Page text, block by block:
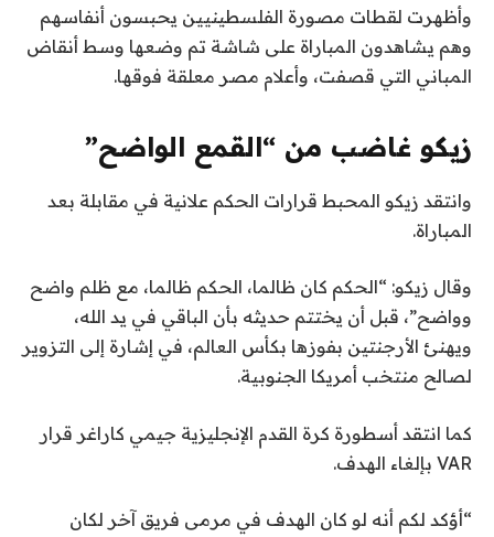
وأظهرت لقطات مصورة الفلسطينيين يحبسون أنفاسهم
وهم يشاهدون المباراة على شاشة تم وضعها وسط أنقاض
المباني التي قصفت، وأعلام مصر معلقة فوقها.
زيكو غاضب من “القمع الواضح”
وانتقد زيكو المحبط قرارات الحكم علانية في مقابلة بعد
المباراة.
وقال زيكو: “الحكم كان ظالما، الحكم ظالما، مع ظلم واضح
وواضح”، قبل أن يختتم حديثه بأن الباقي في يد الله،
ويهنئ الأرجنتين بفوزها بكأس العالم، في إشارة إلى التزوير
لصالح منتخب أمريكا الجنوبية.
كما انتقد أسطورة كرة القدم الإنجليزية جيمي كاراغر قرار
VAR بإلغاء الهدف.
“أؤكد لكم أنه لو كان الهدف في مرمى فريق آخر لكان